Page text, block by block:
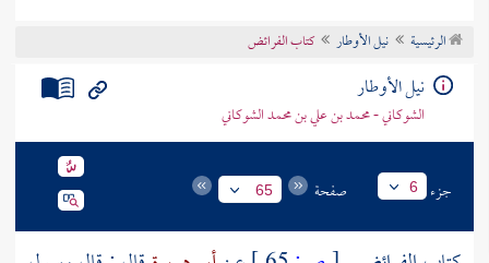
تراجم الأعلام
الرئيسية نيل الأوطار كتاب الفرائض
نيل الأوطار
الشوكاني - محمد بن علي بن محمد الشوكاني
جزء 6 صفحة 65